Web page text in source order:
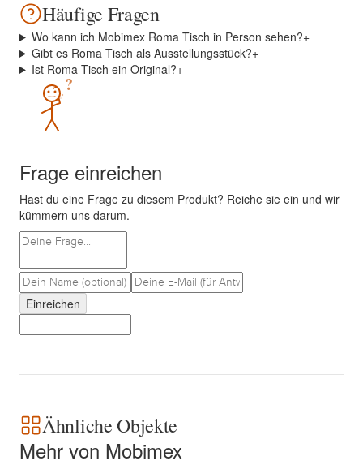
Häufige Fragen
Wo kann ich Mobimex Roma Tisch in Person sehen?+
Gibt es Roma Tisch als Ausstellungsstück?+
Ist Roma Tisch ein Original?+
?
Frage einreichen
Hast du eine Frage zu diesem Produkt? Reiche sie ein und wir
kümmern uns darum.
Einreichen
Ähnliche Objekte
Mehr von Mobimex